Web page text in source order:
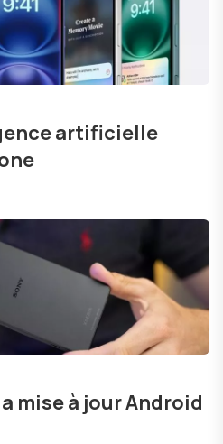
artificielle
mise à jour Android